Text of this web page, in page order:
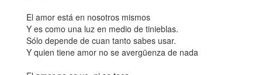
El amor está en nosotros mismos
Y es como una luz en medio de tinieblas.
Sólo depende de cuan tanto sabes usar.
Y quien tiene amor no se avergüenza de nada